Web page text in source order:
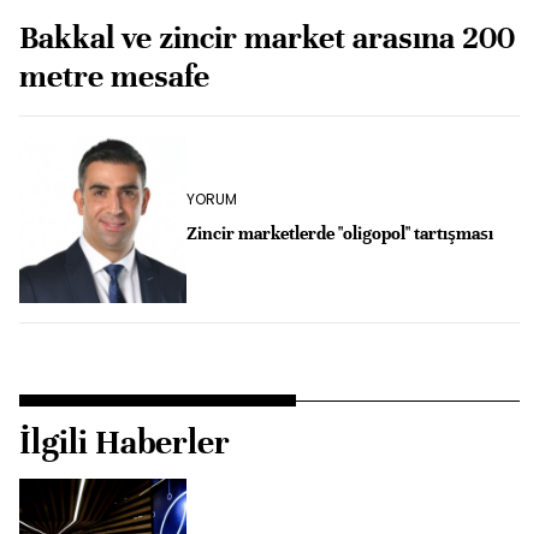
Bakkal ve zincir market arasına 200
metre mesafe
YORUM
Zincir marketlerde "oligopol" tartışması
İlgili Haberler